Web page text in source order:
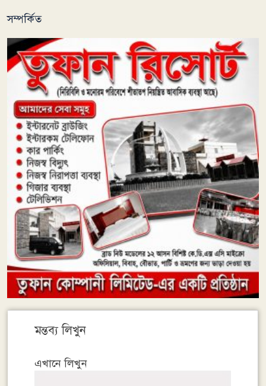
সম্পর্কিত
মন্তব্য লিখুন
এখানে লিখুন